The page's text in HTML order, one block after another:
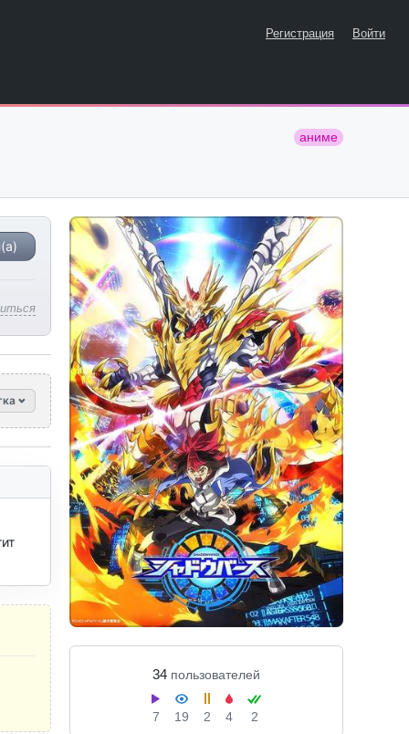
Регистрация Войти
аниме
34 пользователей
7 19 2 4 2